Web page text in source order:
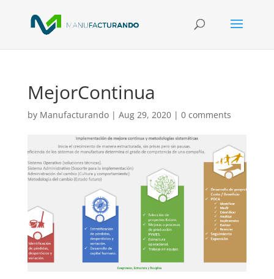
MejorContinua
by Manufacturando| Aug 29, 2020| 0 comments